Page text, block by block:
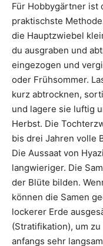
Für Hobbygärtner ist
praktischste
die Hauptzwiebel
du ausgraben und
eingezogen und
oder Frühsommer.
kurz abtrocknen,
und lagere sie luftig
Herbst. Die
bis drei Jahren volle
Die Aussaat von
langwieriger. Die
der Blüte bilden.
können die Samen
lockerer Erde
(Stratifikation), um
anfangs sehr